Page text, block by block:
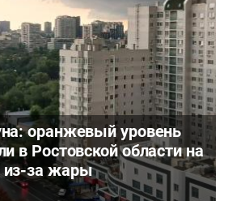
оранжевый уровень
в Ростовской области на
за жары